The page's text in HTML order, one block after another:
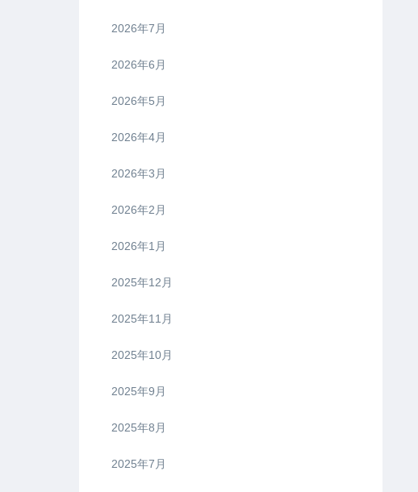
2026年7月
2026年6月
2026年5月
2026年4月
2026年3月
2026年2月
2026年1月
2025年12月
2025年11月
2025年10月
2025年9月
2025年8月
2025年7月